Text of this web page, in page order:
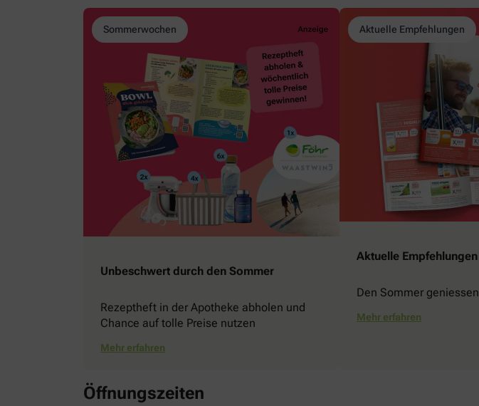
Sommerwochen
Unbeschwert durch den Sommer
Rezeptheft in der Apotheke abholen und
Chance auf tolle Preise nutzen
Mehr erfahren
Aktuelle Empfehlungen
Aktuelle Empfehlungen
Den Sommer geniessen
Mehr erfahren
Öffnungszeiten